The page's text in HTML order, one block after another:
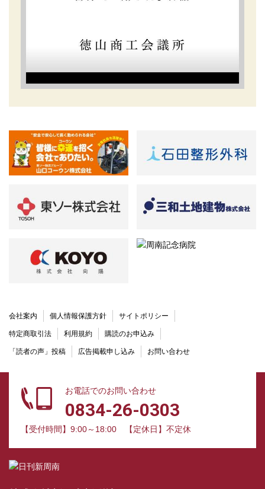
会社案内 個人情報保護方針 サイトポリシー
特定商取引法 利用規約 購読のお申込み
「読者の声」投稿 広告掲載申し込み お問い合わせ
お電話でのお問い合わせ
0834-26-0303
【受付時間】9:00～18:00 【定休日】不定休